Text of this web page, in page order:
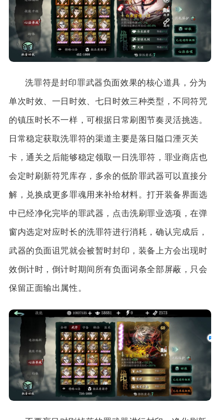
洗罪符是封印罪武器负面效果的核心道具，分为
单次时效、一日时效、七日时效三种类型，不同符咒
的镇压时长不一样，可根据日常刷图节奏灵活挑选。
日常稳定获取洗罪符的渠道主要是落日隘口湮灭关
卡，通关之后能够稳定领取一日洗罪符，罪业商店也
会定时刷新符咒库存，多余的低阶罪武器可以直接分
解，兑换成更多罪魂用来补给材料。打开装备界面选
中已经净化完毕的罪武器，点击洗刷罪业选项，在弹
窗内选定对应时长的洗罪符进行消耗，确认完成后，
武器的负面诅咒就会被暂时封印，装备上方会出现时
效倒计时，倒计时期间所有负面词条全部屏蔽，只会
保留正面输出属性。